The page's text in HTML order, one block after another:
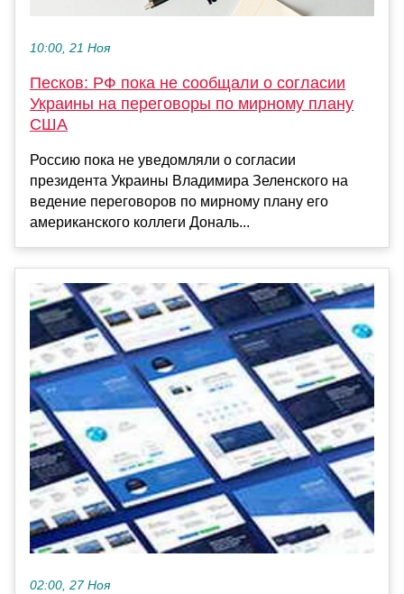
10:00, 21 Ноя
Песков: РФ пока не сообщали о согласии
Украины на переговоры по мирному плану
США
Россию пока не уведомляли о согласии
президента Украины Владимира Зеленского на
ведение переговоров по мирному плану его
американского коллеги Дональ...
02:00, 27 Ноя